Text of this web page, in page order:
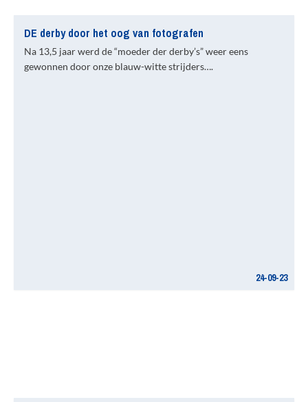
DE derby door het oog van fotografen
Na 13,5 jaar werd de “moeder der derby’s” weer eens
gewonnen door onze blauw-witte strijders….
24-09-23